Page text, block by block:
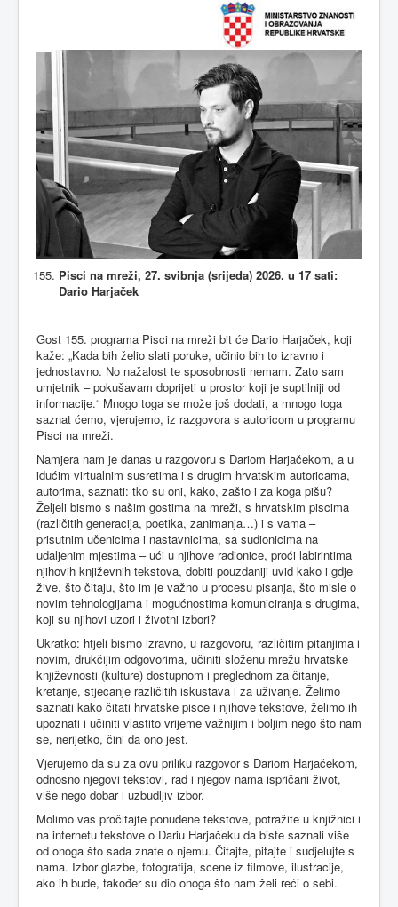
Pisci na mreži, 27. svibnja (srijeda) 2026. u 17 sati:
Dario Harjaček
Gost 155. programa Pisci na mreži bit će Dario Harjaček, koji
kaže: „Kada bih želio slati poruke, učinio bih to izravno i
jednostavno. No nažalost te sposobnosti nemam. Zato sam
umjetnik – pokušavam doprijeti u prostor koji je suptilniji od
informacije.“ Mnogo toga se može još dodati, a mnogo toga
saznat ćemo, vjerujemo, iz razgovora s autoricom u programu
Pisci na mreži.
Namjera nam je danas u razgovoru s Dariom Harjačekom, a u
idućim virtualnim susretima i s drugim hrvatskim autoricama,
autorima, saznati: tko su oni, kako, zašto i za koga pišu?
Željeli bismo s našim gostima na mreži, s hrvatskim piscima
(različitih generacija, poetika, zanimanja…) i s vama –
prisutnim učenicima i nastavnicima, sa sudionicima na
udaljenim mjestima – ući u njihove radionice, proći labirintima
njihovih književnih tekstova, dobiti pouzdaniji uvid kako i gdje
žive, što čitaju, što im je važno u procesu pisanja, što misle o
novim tehnologijama i mogućnostima komuniciranja s drugima,
koji su njihovi uzori i životni izbori?
Ukratko: htjeli bismo izravno, u razgovoru, različitim pitanjima i
novim, drukčijim odgovorima, učiniti složenu mrežu hrvatske
književnosti (kulture) dostupnom i preglednom za čitanje,
kretanje, stjecanje različitih iskustava i za uživanje. Želimo
saznati kako čitati hrvatske pisce i njihove tekstove, želimo ih
upoznati i učiniti vlastito vrijeme važnijim i boljim nego što nam
se, nerijetko, čini da ono jest.
Vjerujemo da su za ovu priliku razgovor s Dariom Harjačekom,
odnosno njegovi tekstovi, rad i njegov nama ispričani život,
više nego dobar i uzbudljiv izbor.
Molimo vas pročitajte ponuđene tekstove, potražite u knjižnici i
na internetu tekstove o Dariu Harjačeku da biste saznali više
od onoga što sada znate o njemu. Čitajte, pitajte i sudjelujte s
nama. Izbor glazbe, fotografija, scene iz filmove, ilustracije,
ako ih bude, također su dio onoga što nam želi reći o sebi.